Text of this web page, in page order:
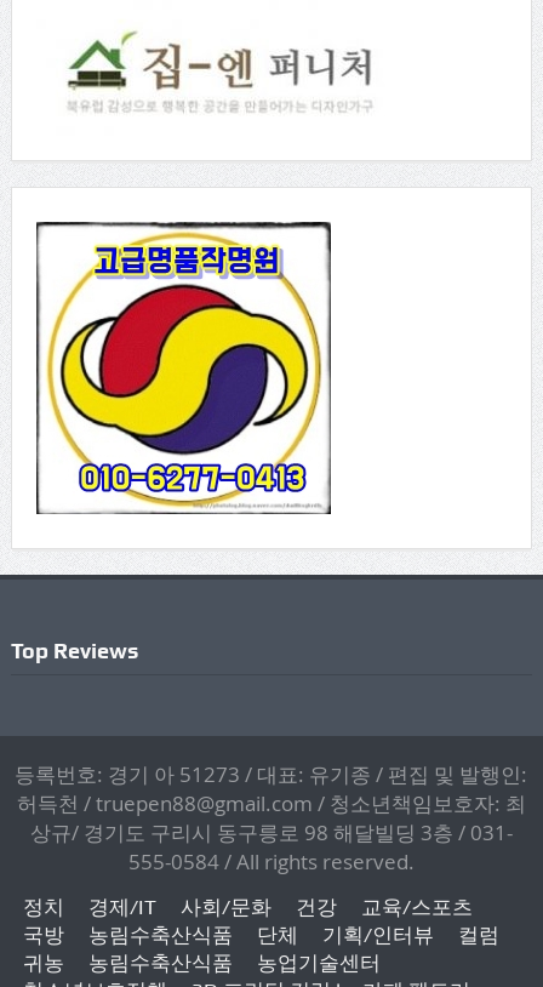
Top Reviews
등록번호: 경기 아 51273 / 대표: 유기종 / 편집 및 발행인:
허득천 / truepen88@gmail.com / 청소년책임보호자: 최
상규/ 경기도 구리시 동구릉로 98 해달빌딩 3층 / 031-
555-0584 / All rights reserved.
정치 경제/IT 사회/문화 건강
교육/스포츠
국방
농림수축산식품 단체 기획/인터뷰
컬럼
귀농
농림수축산식품
농업기술센터